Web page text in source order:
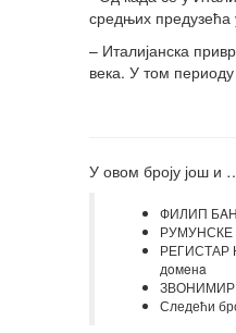
средњих предузећа
– Италијанска
века. У том
У овом броју још и
ФИЛИП
РУМУНСКЕ
РЕГИСТАР
дoмeнa
ЗВОНИМИР
Следећи